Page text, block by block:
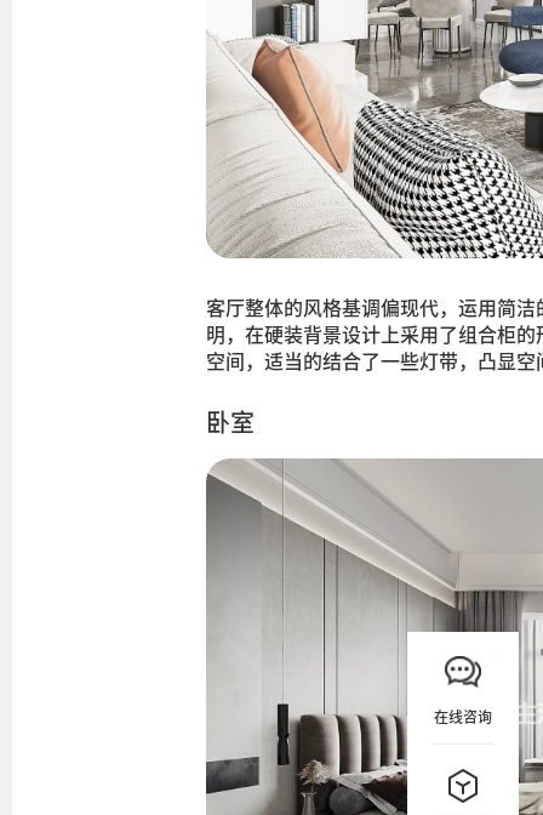
在线咨询
客厅整体的风格基调偏现代，运用简
明，在硬装背景设计上采用了组合柜
空间，适当的结合了一些灯带，凸显
卧室